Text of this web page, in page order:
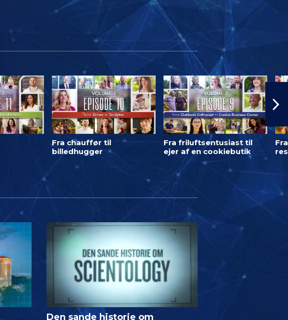
Fra chauffør til
billedhugger
Fra friluftsentusiast til
ejer af en cookiebutik
Den sande historie om